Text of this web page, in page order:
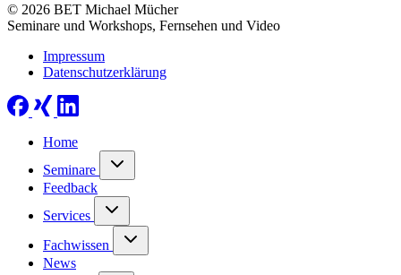
© 2026 BET Michael Mücher
Seminare und Workshops, Fernsehen und Video
Impressum
Datenschutzerklärung
Home
Seminare
Feedback
Services
Fachwissen
News